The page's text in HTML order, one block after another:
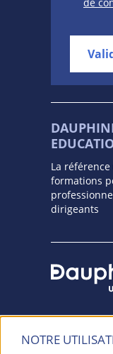
NOTRE
La
formations
dirigeants
Place du